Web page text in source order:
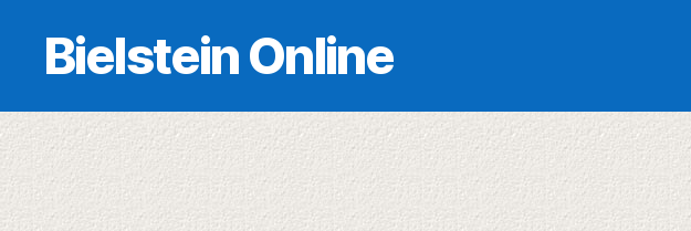
Bielstein Online